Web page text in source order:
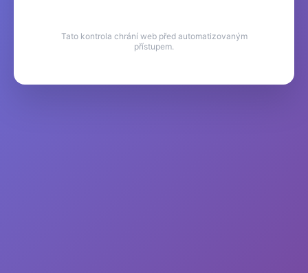
Tato kontrola chrání web před automatizovaným
přístupem.